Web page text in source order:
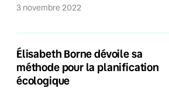
3 novembre 2022
Élisabeth Borne dévoile sa
méthode pour la planification
écologique